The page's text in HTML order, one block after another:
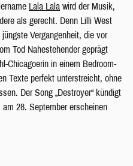
Lala Lala wird der Musik,
als gerecht. Denn Lilli West
Vergangenheit, die vor
Tod Nahestehender geprägt
Chicagoerin in einem Bedroom-
Texte perfekt unterstreicht, ohne
Der Song „Destroyer“ kündigt
am 28. September erscheinen